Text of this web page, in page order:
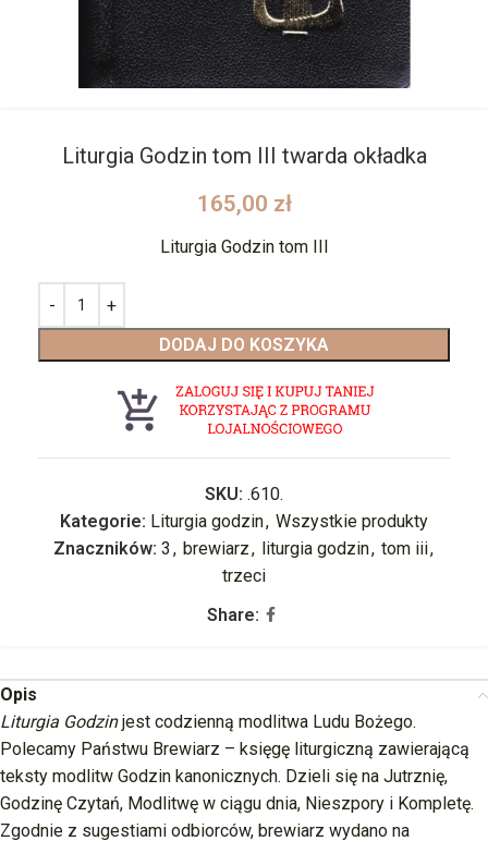
Liturgia Godzin tom III twarda okładka
165,00 zł
Liturgia Godzin tom III
DODAJ DO KOSZYKA
SKU: .610.
Kategorie: Liturgia godzin, Wszystkie produkty
Znaczników: 3 , brewiarz, liturgia godzin, tom iii,
trzeci
Share:
Opis
Liturgia Godzinjest codzienną modlitwa Ludu Bożego.
Polecamy Państwu Brewiarz – księgę liturgiczną zawierającą
teksty modlitw Godzin kanonicznych. Dzieli się na Jutrznię,
Godzinę Czytań, Modlitwę w ciągu dnia, Nieszpory i Kompletę.
Zgodnie z sugestiami odbiorców, brewiarz wydano na